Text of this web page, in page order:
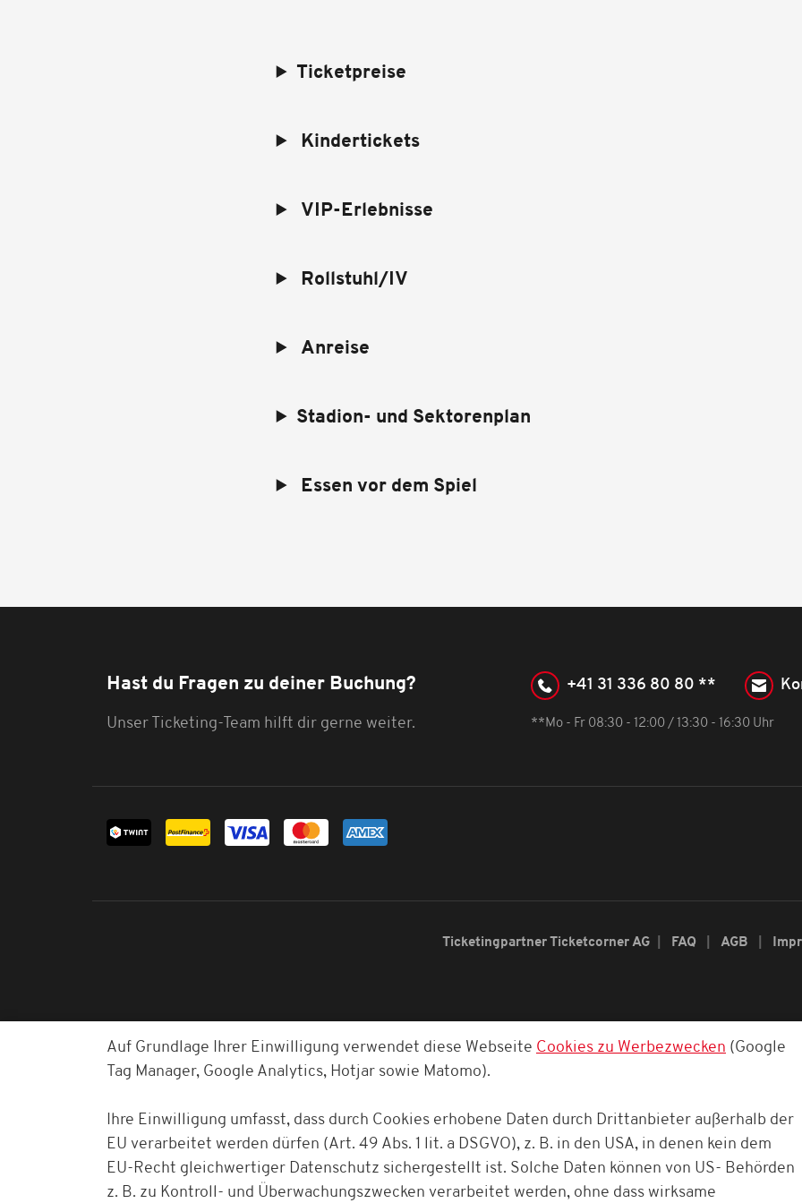
Ticketpreise
Kindertickets
VIP-Erlebnisse
Rollstuhl/IV
Anreise
Stadion- und Sektorenplan
Essen vor dem Spiel
Hast du Fragen zu deiner Buchung?
Unser Ticketing-Team hilft dir gerne weiter.
+41 31 336 80 80 **
**Mo - Fr 08:30 - 12:00 / 13:30 - 16:30 Uhr
Ticketingpartner Ticketcorner AG FAQ AGB
Auf Grundlage Ihrer Einwilligung verwendet diese Webseite Cookies zu Werbezwecken (Google
Tag Manager, Google Analytics, Hotjar sowie Matomo).
Ihre Einwilligung umfasst, dass durch Cookies erhobene Daten durch Drittanbieter außerhalb der
EU verarbeitet werden dürfen (Art. 49 Abs. 1 lit. a DSGVO), z. B. in den USA, in denen kein dem
EU-Recht gleichwertiger Datenschutz sichergestellt ist. Solche Daten können von US- Behörden
z. B. zu Kontroll- und Überwachungszwecken verarbeitet werden, ohne dass wirksame